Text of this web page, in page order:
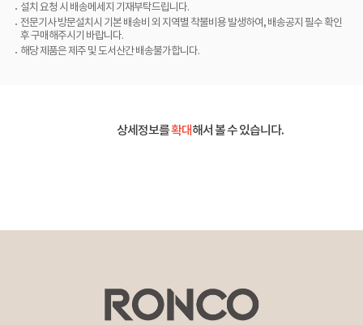
설치 요청 시 배송메세지 기재부탁드립니다.
전문기사 방문설치시 기본 배송비 외 지역별 착불비용 발생하여, 배송공지 필수 확인
후 구매해주시기 바랍니다.
해당 제품은 제주 및 도서산간 배송불가합니다.
상세정보를확대해서 볼 수 있습니다.